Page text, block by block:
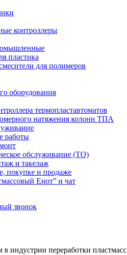
контроллеры
пластика
для полимеров
оборудования
термопластавтоматов
натяжения колонн ТПА
работы
обслуживание (ТО)
и такелаж
покупке и продаже
Енот” и чат
звонок
в индустрии переработки пластмасс